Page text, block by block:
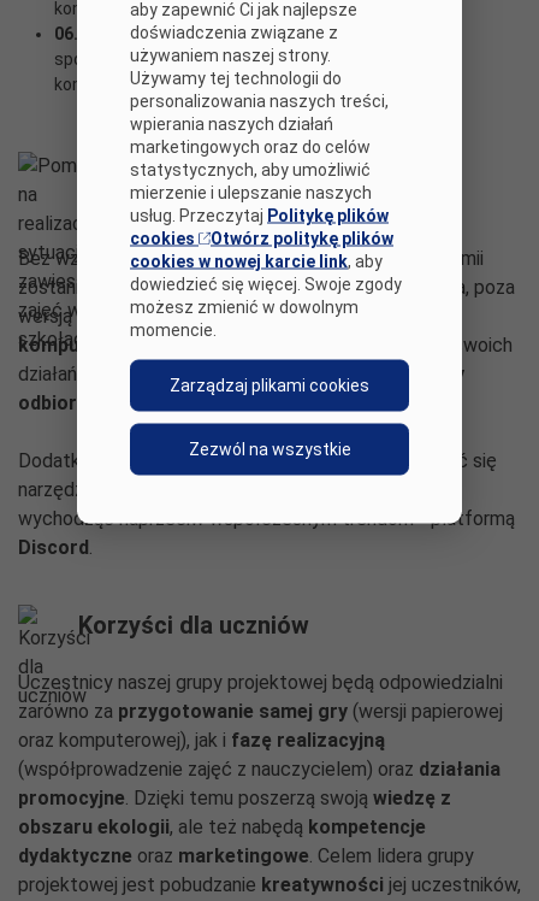
komputerowej,
06. 2022 r.- promocja naszej gry w mediach
społecznościowych oraz udostępnienie wersji
komputerowej szerszemu gronu odbiorców.
Pomysł na realizację w sytuacji
zawieszenia zajęć w szkołach
Bez względu na to, czy w związku z rozwojem pandemii
zostanie wprowadzona nauka zdalna bądź hybrydowa, poza
wersją papierową, planujemy również stworzyć
komputerowy odpowiednik naszej gry
. W trakcie swoich
działań chcemy bowiem dotrzeć do szerszej grupy
odbiorców
, wykraczając poza naszą własną szkołę.
Dodatkowo, w swoich działaniach będziemy wspierać się
narzędziami
wychodząc naprzeciw współczesnym trendom - platformą
Discord.
Korzyści dla uczniów
Uczestnicy naszej grupy projektowej będą odpowiedzialni
zarówno za przygotowanie samej gry (wersji papierowej
oraz komputerowej), jak i fazę realizacyjną
(współprowadzenie zajęć z nauczycielem) oraz działania
promocyjne. Dzięki temu poszerzą swoją wiedzę z
obszaru ekologii, ale też nabędą kompetencje
dydaktyczne oraz marketingowe. Celem lidera grupy
projektowej jest pobudzanie kreatywności jej uczestników,
aby zapewnić Ci jak najlepsze
doświadczenia związane z
używaniem naszej strony.
Używamy tej technologii do
personalizowania naszych treści,
wpierania naszych działań
marketingowych oraz do celów
statystycznych, aby umożliwić
mierzenie i ulepszanie naszych
usług. Przeczytaj Politykę plików
cookies
Otwórz politykę plików
cookies w nowej karcie link , aby
dowiedzieć się więcej. Swoje zgody
możesz zmienić w dowolnym
momencie.
Zarządzaj plikami cookies
Zezwól na wszystkie